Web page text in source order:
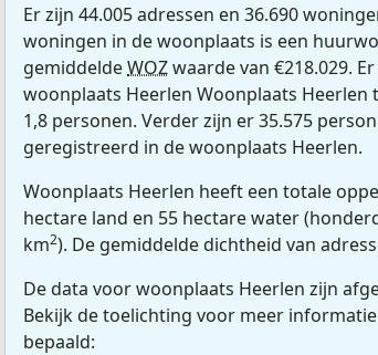
Er zijn 44.005 adressen en 36.690
woningen in de woonplaats is een
gemiddeldeWOZwaarde van €218.029.
woonplaats Heerlen Woonplaats
1,8 personen. Verder zijn er 35.575
geregistreerd in de woonplaats Heerlen.
Woonplaats Heerlen heeft een totale
hectare land en 55 hectare water
km2). De gemiddelde dichtheid van
De data voor woonplaats Heerlen zijn
Bekijk de toelichting voor meer
bepaald: